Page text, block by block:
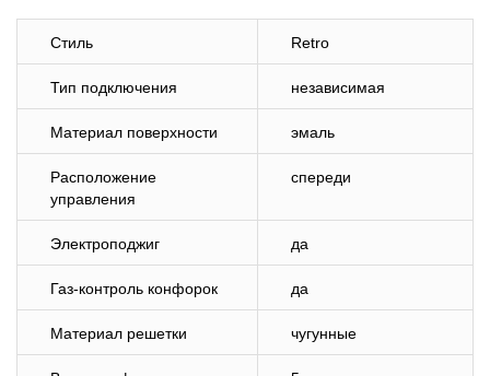
Стиль Retro
Тип подключения независимая
Материал поверхности эмаль
Расположение
управления
спереди
Электроподжиг да
Газ-контроль конфорок да
Материал решетки чугунные